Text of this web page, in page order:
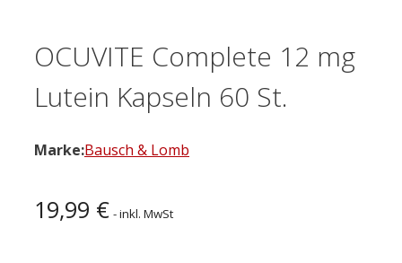
OCUVITE Complete 12 mg
Lutein Kapseln 60 St.
Marke:Bausch & Lomb
19,99 € - inkl. MwSt